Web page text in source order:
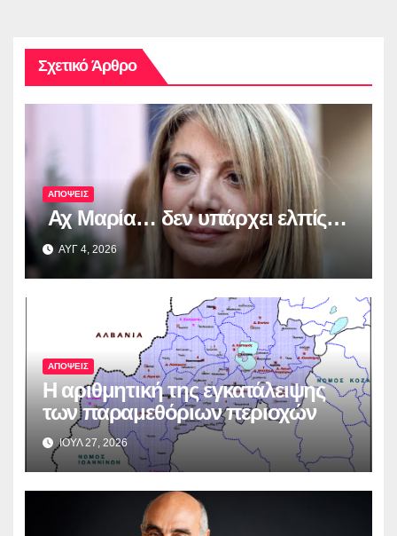
Σχετικό Άρθρο
ΑΠΟΨΕΙΣ
Αχ Μαρία… δεν υπάρχει ελπίς…
ΑΥΓ 4, 2026
ΑΠΟΨΕΙΣ
Η αριθμητική της εγκατάλειψης
των παραμεθόριων περιοχών
ΙΟΥΛ 27, 2026